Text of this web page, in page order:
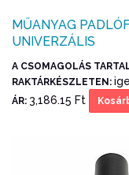
MŰANYAG
UNIVERZÁLIS
A CSOMAGOLÁS
RAKTÁRKÉSZLETEN:
ÁR: 3,186.15 Ft